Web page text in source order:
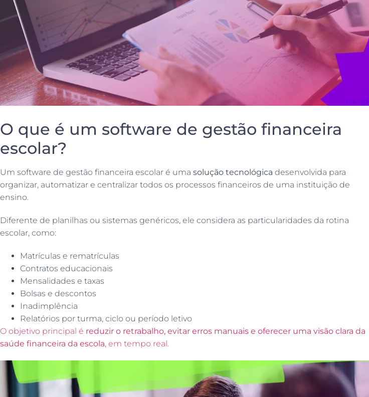
O que é um software de gestão financeira
escolar?
Um software de gestão financeira escolar é uma solução tecnológica desenvolvida para
organizar, automatizar e centralizar todos os processos financeiros de uma instituição de
ensino.
Diferente de planilhas ou sistemas genéricos, ele considera as particularidades da rotina
escolar, como:
Matrículas e rematrículas
Contratos educacionais
Mensalidades e taxas
Bolsas e descontos
Inadimplência
Relatórios por turma, ciclo ou período letivo
O objetivo principal é reduzir o retrabalho, evitar erros manuais e oferecer uma visão clara da
saúde financeira da escola, em tempo real.